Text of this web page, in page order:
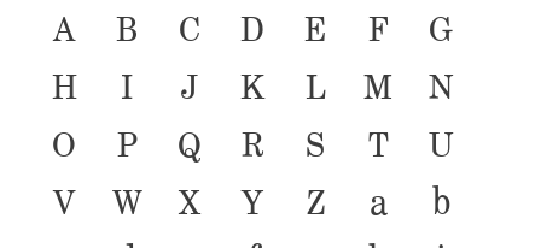
A B C D E F
G
H
I J K L M
N
O
P Q R S T
U
V
W X Y Z a
b